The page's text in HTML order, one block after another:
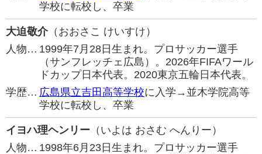
学校に転校し、卒業
大迫敬介（おおさこ けいすけ）
人物… 1999年7月28日生まれ。プロサッカー選手
（サンフレッチェ広島）。2026年FIFAワール
ドカップ日本代表。2020東京五輪日本代表。
学歴… 広島県立吉田高等学校に入学→並木学院高等
学校に転校し、卒業
イヨハ理ヘンリー （いよは おさむ へんりー）
人物… 1998年6月23日生まれ。プロサッカー選手